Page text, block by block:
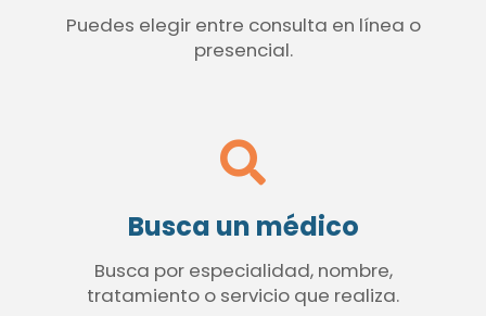
Puedes elegir entre consulta en línea o
presencial.
Busca un médico
Busca por especialidad, nombre,
tratamiento o servicio que realiza.